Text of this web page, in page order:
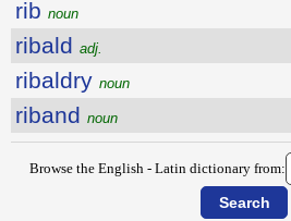
rib noun
ribald adj.
ribaldry noun
riband noun
Browse the English - Latin dictionary from: